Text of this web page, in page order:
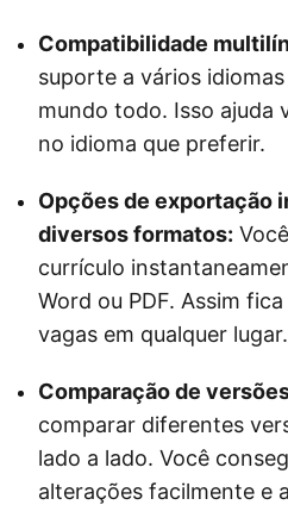
Compatibilidade
suporte a vários
mundo todo. Isso ajuda
no idioma que preferir.
Opções de exportação
diversos formatos:
currículo
Word ou PDF. Assim
vagas em qualquer lugar.
Comparação de
comparar diferentes
lado a lado. Você
alterações facilmente e